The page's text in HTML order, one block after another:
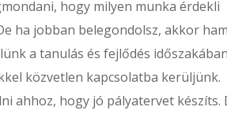
hogy milyen munka érdekli
ha jobban belegondolsz, akkor
a tanulás és fejlődés
közvetlen kapcsolatba kerüljünk.
ahhoz, hogy jó pályatervet készíts.